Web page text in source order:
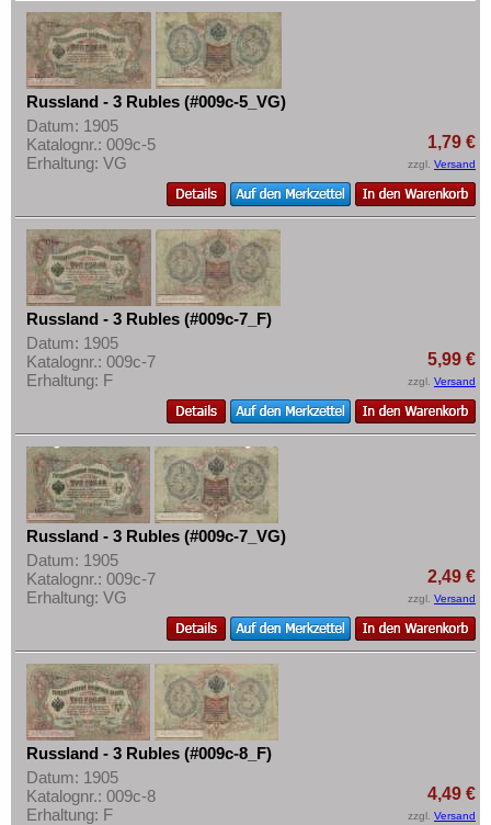
Russland - 3 Rubles (#009c-5_VG)
Datum: 1905
Katalognr.: 009c-5
Erhaltung: VG
1,79 €
zzgl. Versand
Russland - 3 Rubles (#009c-7_F)
Datum: 1905
Katalognr.: 009c-7
Erhaltung: F
5,99 €
zzgl. Versand
Russland - 3 Rubles (#009c-7_VG)
Datum: 1905
Katalognr.: 009c-7
Erhaltung: VG
2,49 €
zzgl. Versand
Russland - 3 Rubles (#009c-8_F)
Datum: 1905
Katalognr.: 009c-8
Erhaltung: F
4,49 €
zzgl. Versand